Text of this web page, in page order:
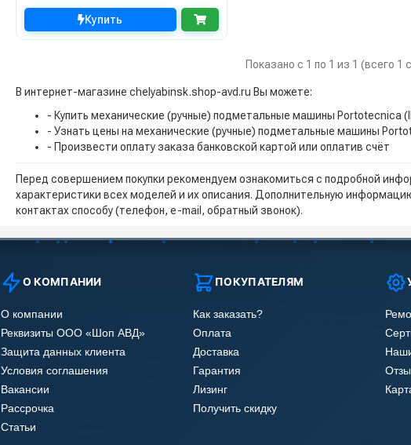
Купить
Показано с 1 по 1 из 1 (всего 1
В интернет-магазине chelyabinsk.shop-avd.ru Вы можете:
- Купить механические (ручные) подметальные машины Portotecnica
- Узнать цены на механические (ручные) подметальные машины
- Произвести оплату заказа банковской картой или оплатив счёт
Перед совершением покупки рекомендуем ознакомиться с подробной
характеристики всех моделей и их описания. Дополнительную
контактах способу (телефон, e-mail, обратный звонок).
О КОМПАНИИ
О компании
Реквизиты ООО «Шоп АВД»
Защита данных клиента
Условия соглашения
Вакансии
Рассрочка
Статьи
ПОКУПАТЕЛЯМ
Как заказать?
Оплата
Доставка
Гарантия
Лизинг
Получить скидку